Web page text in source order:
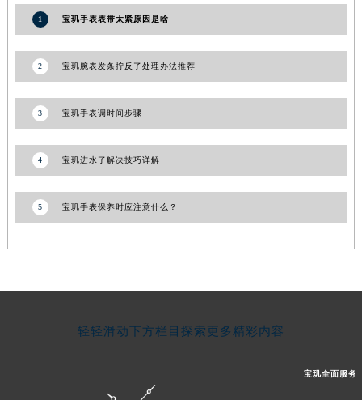
甘肃省天水市秦州区民主路宝玑售后服务中心（需提前预约）
甘肃省张掖市甘州区民乐北路宝玑售后服务中心（需提前预约）
青海省海北藏族自治州海晏县将军路宝玑售后服务中心（需提前预约）
青海省海东市乐都区滨河路宝玑售后服务中心（需提前预约）
青海省海西蒙古族藏族自治州德令哈市柴达木路宝玑售后服务中心（需提前预约）
陕西省安康市汉滨区金州路宝玑售后服务中心（需提前预约）
1 宝玑手表表带太紧原因是啥
2 宝玑腕表发条拧反了处理办法推荐
3 宝玑手表调时间步骤
4 宝玑进水了解决技巧详解
5 宝玑手表保养时应注意什么？
轻轻滑动下方栏目探索更多精彩内容
宝玑全面服务